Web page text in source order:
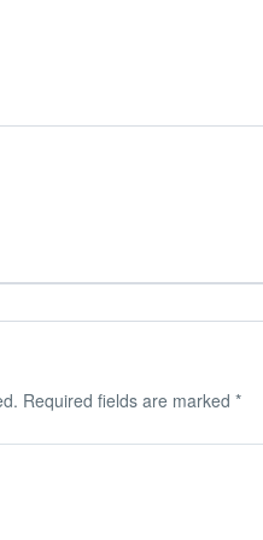
Required fields are marked *